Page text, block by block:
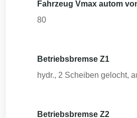
Fahrzeug Vmax autom
80
Betriebsbremse Z1
hydr., 2 Scheiben gelocht,
Betriebsbremse Z2